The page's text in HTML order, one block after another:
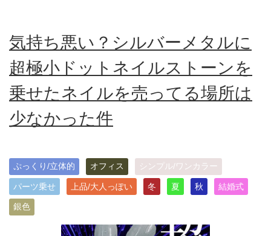
気持ち悪い？シルバーメタルに
超極小ドットネイルストーンを
乗せたネイルを売ってる場所は
少なかった件
ぷっくり/立体的 オフィス シンプル/ワンカラー
パーツ乗せ 上品/大人っぽい 冬 夏 秋 結婚式
銀色